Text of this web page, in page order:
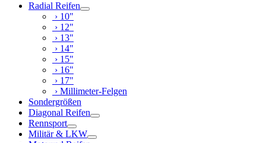
Radial Reifen
› 10"
› 12"
› 13"
› 14"
› 15"
› 16"
› 17"
› Millimeter-Felgen
Sondergrößen
Diagonal Reifen
Rennsport
Militär & LKW